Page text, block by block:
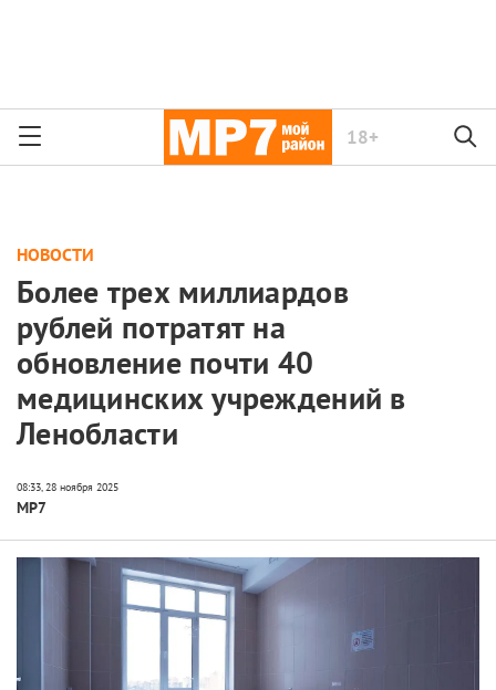
18+
НОВОСТИ
Более трех миллиардов
рублей потратят на
обновление почти 40
медицинских учреждений в
Ленобласти
МР7